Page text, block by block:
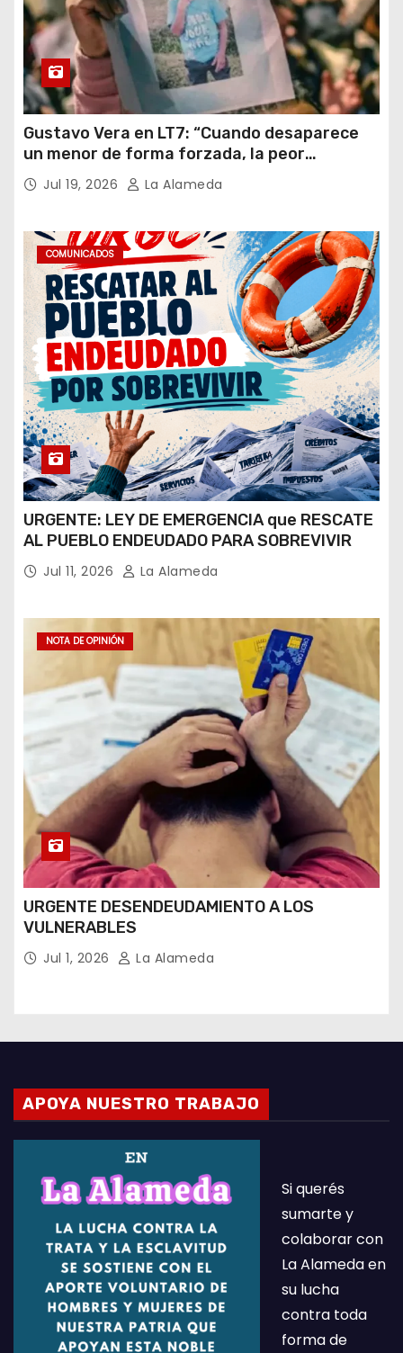
Gustavo Vera en LT7: “Cuando desaparece
un menor de forma forzada, la peor
hipótesis es trata, y así debe seguir
caratulado el caso Loan”
Jul 19, 2026 La Alameda
COMUNICADOS
URGENTE: LEY DE EMERGENCIA que RESCATE
AL PUEBLO ENDEUDADO PARA SOBREVIVIR
Jul 11, 2026 La Alameda
NOTA DE OPINIÓN
URGENTE DESENDEUDAMIENTO A LOS
VULNERABLES
Jul 1, 2026 La Alameda
APOYA NUESTRO TRABAJO
Si querés
sumarte y
colaborar con
La Alameda en
su lucha
contra toda
forma de